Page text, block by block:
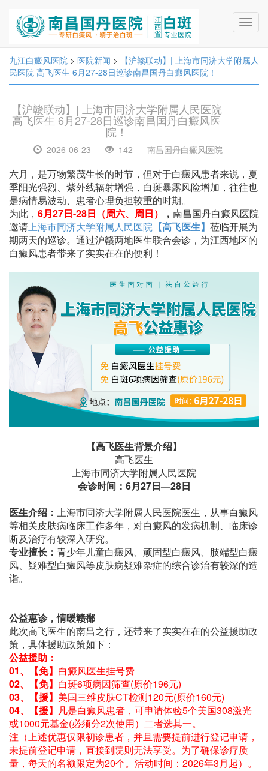
九江白癜风医院 > 医院新闻 >
【沪赣联动】| 上海市同济大学附属人
民医院 高飞医生 6月27-28日巡诊南昌国丹白癜风医院！
【沪赣联动】| 上海市同济大学附属人民医院
高飞医生 6月27-28日巡诊南昌国丹白癜风医
院！
2026-06-23 142 南昌国丹白癜风医院
六月，是万物繁茂生长的时节，但对于白癜风患者来说，夏
季阳光强烈、紫外线辐射增强，白斑暴露风险增加，往往也
是病情易波动、患者心理负担较重的时期。
为此， 6月27日-28日（周六、周日） ， 南昌国丹白癜风医院
邀请上海市同济大学附属人民医院 【高飞医生】 莅临开展为
期两天的巡诊。通过沪赣两地医生联合会诊，为江西地区的
白癜风患者带来了实实在在的便利！
【高飞医生背景介绍】
高飞医生
上海市同济大学附属人民医院
会诊时间：6月27日—28日
医生介绍： 上海市同济大学附属人民医院医生，从事白癜风
等相关皮肤病临床工作多年，对白癜风的发病机制、临床诊
断及治疗有较深入研究。
专业擅长： 青少年儿童白癜风、顽固型白癜风、肢端型白癜
风、疑难型白癜风等皮肤病疑难杂症的综合诊治有较深的造
诣。
公益惠诊，情暖赣鄱
此次高飞医生的南昌之行，还带来了实实在在的公益援助政
策，具体援助政策如下：
公益援助：
01、【免】 白癜风医生挂号费
02、【免】 白斑6项病因筛查(原价196元)
03、【援】 美国三维皮肤CT检测120元(原价160元)
04、【援】 凡是白癜风患者，可申请体验5个美国308激光
或1000元基金(必须分2次使用）二者选其一。
注（上述优惠仅限初诊患者，并且需要提前进行登记申请，
未提前登记申请，直接到院则无法享受。为了确保诊疗质
量，每天的名额限定为20个。活动时间：2026年3月起）。